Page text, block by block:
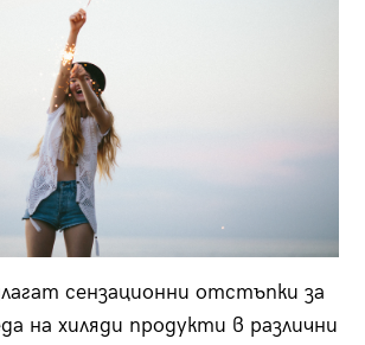
сензационни отстъпки за
на хиляди продукти в различни